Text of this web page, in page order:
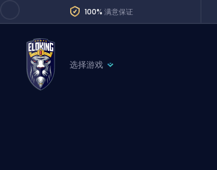
100% 满意保证
选择游戏